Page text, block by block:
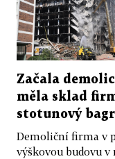
Začala
měla sklad
stotunový bagr
Demoliční firma v
výškovou budovu